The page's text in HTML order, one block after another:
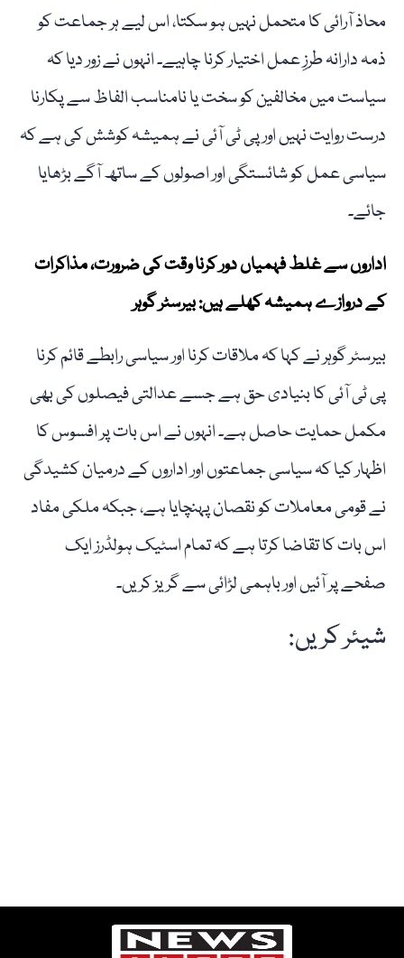
محاذ آرائی کا متحمل نہیں ہو سکتا، اس لیے ہر جماعت کو
ذمہ دارانہ طرزِ عمل اختیار کرنا چاہیے۔ انہوں نے زور دیا کہ
سیاست میں مخالفین کو سخت یا نامناسب الفاظ سے پکارنا
درست روایت نہیں اور پی ٹی آئی نے ہمیشہ کوشش کی ہے کہ
سیاسی عمل کو شائستگی اور اصولوں کے ساتھ آگے بڑھایا
جائے۔
اداروں سے غلط فہمیاں دور کرنا وقت کی ضرورت، مذاکرات
کے دروازے ہمیشہ کھلے ہیں: بیرسٹر گوہر
بیرسٹر گوہر نے کہا کہ ملاقات کرنا اور سیاسی رابطے قائم کرنا
پی ٹی آئی کا بنیادی حق ہے جسے عدالتی فیصلوں کی بھی
مکمل حمایت حاصل ہے۔ انہوں نے اس بات پر افسوس کا
اظہار کیا کہ سیاسی جماعتوں اور اداروں کے درمیان کشیدگی
نے قومی معاملات کو نقصان پہنچایا ہے، جبکہ ملکی مفاد
اس بات کا تقاضا کرتا ہے کہ تمام اسٹیک ہولڈرز ایک
صفحے پر آئیں اور باہمی لڑائی سے گریز کریں۔
شیئر کریں: